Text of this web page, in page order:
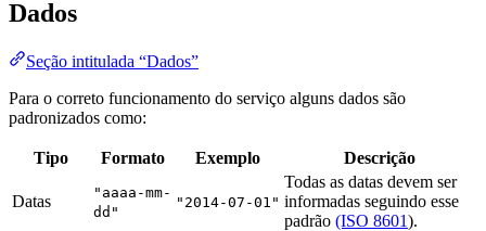
Dados
Seção intitulada “Dados”
Para o correto funcionamento do serviço alguns dados são
padronizados como:
Tipo Formato Exemplo Descrição
Datas
"aaaa-mm-
dd"
"2014-07-01"
Todas as datas devem ser
informadas seguindo esse
padrão (ISO 8601).